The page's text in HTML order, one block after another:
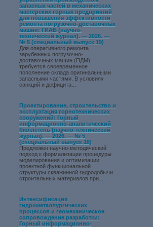
запасных частей в механических
мастерских горных предприятий
для повышения эффективности
ремонта погрузочно-доставочных
машин: ГИАБ (научно-
технический журнал). — 2026. —
№ 5 (специальный выпуск 19)
Для оперативного ремонта
зарубежных погрузочно-
доставочных машин (ПДМ)
требуется своевременное
пополнение склада оригинальными
запасными частями. В условиях
санкций и дефицита...
Проектирование, строительство и
эксплуатация горнотехнических
сооружений: Горный
информационно-аналитический
бюллетень (научно-технический
журнал). — 2026. — № 5
(специальный выпуск 18)
Предложен научно-методический
подход к формализации процедуры
моделирования и оптимизации
проектной функциональной
структуры скважинной гидродобычи
строительных материалов при...
Интенсификация
гидрометаллургических
процессов и геомеханическое
сопровождение разработки:
Горный информационно-